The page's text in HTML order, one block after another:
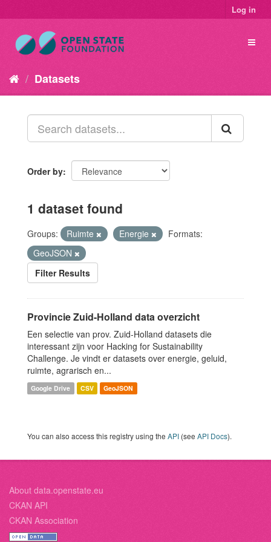
Log in
Datasets
Order by
1 dataset found
Groups: Ruimte Energie
Formats:
GeoJSON
Filter Results
Provincie Zuid-Holland data overzicht
Een selectie van prov. Zuid-Holland datasets die
interessant zijn voor Hacking for Sustainability
Challenge. Je vindt er datasets over energie, geluid,
ruimte, agrarisch en...
Google Drive CSV GeoJSON
You can also access this registry using the API (see API Docs).
About data.openstate.eu
CKAN API
CKAN Association